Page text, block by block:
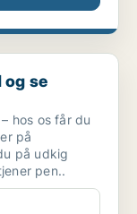
og se
hos os får du
på
på udkig
pen..